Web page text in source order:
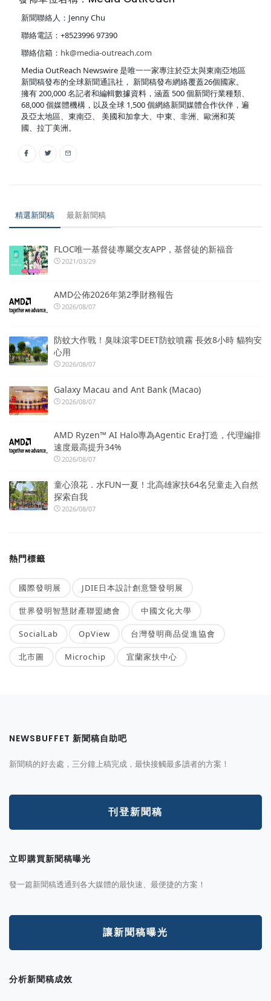
新聞聯絡人：Jenny Chu
聯絡電話：+8523996 97390
聯絡信箱： hk@media-outreach.com
Media OutReach Newswire 是唯一一家專注於亞太與東南亞地區
新聞稿發布的全球新聞通訊社， 新聞稿發布網絡覆蓋26個國家。
擁有 200,000 名記者和編輯數據資料，涵蓋 500 個新聞行業種類、
68,000 個媒體機構，以及全球 1,500 個網絡新聞媒體合作伙伴，遍
及亞太地區、東南亞、 美國和加拿大、中東、非洲、歐洲和英
國、拉丁美洲。
精選新聞稿 最新新聞稿
FLOC唯一基督徒專屬交友APP，基督徒的新福音
2021/03/29
AMD公佈2026年第2季財務報告
2026/08/07
防蚊大作戰！臭味滾零DEET防蚊噴霧 長效8小時 貓狗安
心用
2026/08/07
Galaxy Macau and Ant Bank (Macao)
2026/08/07
AMD Ryzen™ AI Halo專為Agentic Era打造，代理編排
速度最高提升34%
2026/08/07
童心浪花．水FUN一夏！北高雄家扶64名兒童走入自然
探索自我
2026/08/07
熱門標籤
國際發明展 JDIE日本設計創意暨發明展
世界發明智慧財產聯盟總會 中國文化大學
SocialLab OpView 台灣發明商品促進協會
北市圖 Microchip 宜蘭家扶中心
NEWSBUFFET 新聞稿自助吧
新聞稿的好去處，三分鐘上稿完成，最快接觸最多讀者的方案！
刊登新聞稿
立即購買新聞稿曝光
發一篇新聞稿透通到各大媒體的最快速、最便捷的方案！
讓新聞稿曝光
分析新聞稿成效